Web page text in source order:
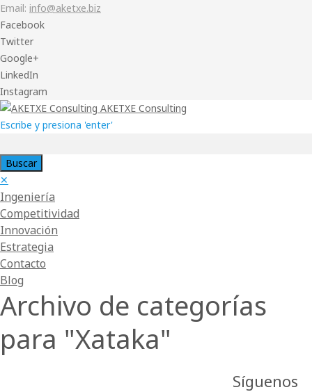
Email: info@aketxe.biz
Facebook
Twitter
Google+
LinkedIn
Instagram
AKETXE Consulting
Escribe y presiona 'enter'
✕
Ingeniería
Competitividad
Innovación
Estrategia
Contacto
Blog
Archivo de categorías
para "Xataka"
Síguenos